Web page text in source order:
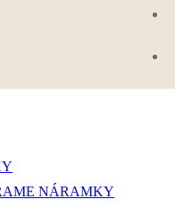
NÁRAMKY